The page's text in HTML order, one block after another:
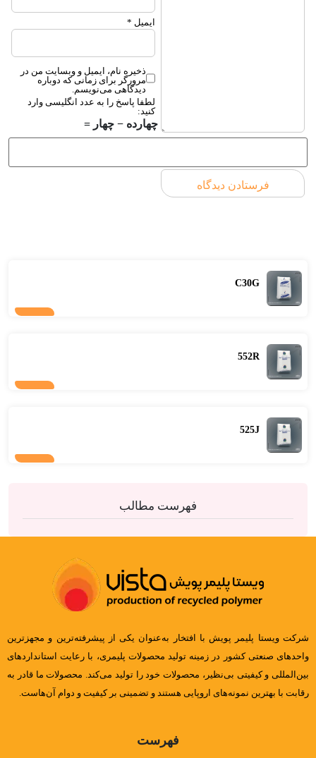
ایمیل *
ذخیره نام، ایمیل و وبسایت من در
مرورگر برای زمانی که دوباره
دیدگاهی می‌نویسم.
لطفا پاسخ را به عدد انگلیسی وارد
کنید:
چهارده − چهار =
C30G
552R
525J
فهرست مطالب
شرکت ویستا پلیمر پویش با افتخار به‌عنوان یکی از پیشرفته‌ترین و مجهزترین
واحدهای صنعتی کشور در زمینه تولید محصولات پلیمری، با رعایت استانداردهای
بین‌المللی و کیفیتی بی‌نظیر، محصولات خود را تولید می‌کند. محصولات ما قادر به
رقابت با بهترین نمونه‌های اروپایی هستند و تضمینی بر کیفیت و دوام آن‌هاست.
فهرست